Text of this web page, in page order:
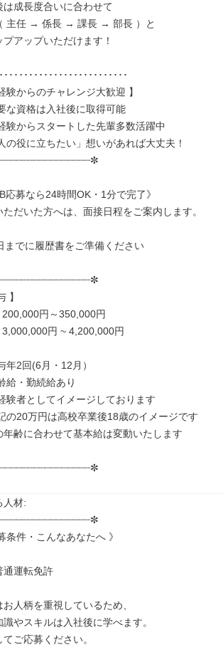
は成長度合いに合わせて
主任 → 係長 → 課長 → 部長 ）と
プアップいただけます！
･････････････････････････
験からのチャレンジ大歓迎 】
な資格は入社後に取得可能
験からスタートした先輩多数活躍中
の役に立ちたい」想いがあれば大丈夫！
応募なら24時間OK・1分で完了》
ただいた方へは、面接日程をご案内します。
までに履歴書をご準備ください
】
200,000円～350,000円
円 ~ 4,200,000円
年2回(6月・12月）
給・勤続給あり
験者としてイメージしております
の20万円は高校卒業後18歳のイメージです
年齢に合わせて基本給は変動いたします
人材:
条件・こんなあなたへ 》
通運転免許
お人柄を重視しているため、
識やスキルは入社後に学べます。
ご応募ください。